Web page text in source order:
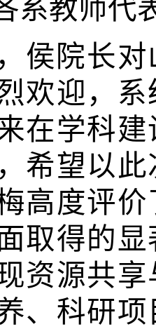
系教师代
侯院长
欢迎，
在学科
希望以
高度评价
取得的
资源共
、科研